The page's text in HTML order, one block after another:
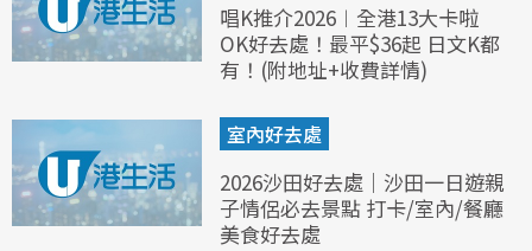
唱K推介2026︱全港13大卡啦
OK好去處！最平$36起 日文K都
有！(附地址+收費詳情)
室內好去處
2026沙田好去處｜沙田一日遊親
子情侶必去景點 打卡/室內/餐廳
美食好去處